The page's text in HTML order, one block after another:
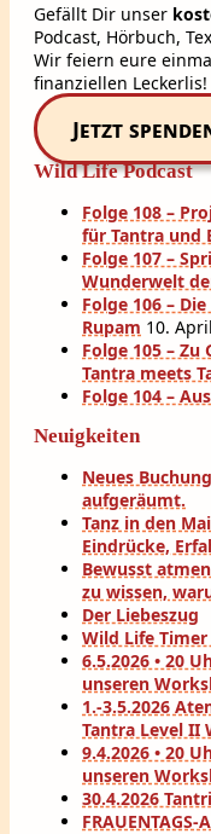
Gefällt Dir unser
Podcast, Hörbuch,
Wir feiern eure
finanziellen Leckerlis!
Jetzt
Wild Life Podcast
Folge 108 –
für Tantra und
Folge 107 –
Wunderwelt
Folge 106 –
Rupam 10.
Folge 105 –
Tantra meets
Folge 104 –
Neuigkeiten
Neues
aufgeräumt.
Tanz in den
Eindrücke,
Bewusst
zu wissen,
Der Liebeszug
Wild Life
6.5.2026 • 20
unseren
1.-3.5.2026
Tantra Level II
9.4.2026 • 20
unseren
30.4.2026